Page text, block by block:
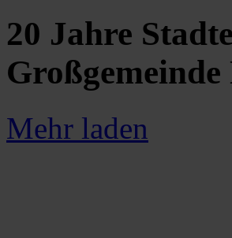
20 Jahre
Mehr laden